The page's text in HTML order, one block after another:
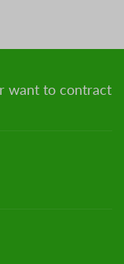
want to contract